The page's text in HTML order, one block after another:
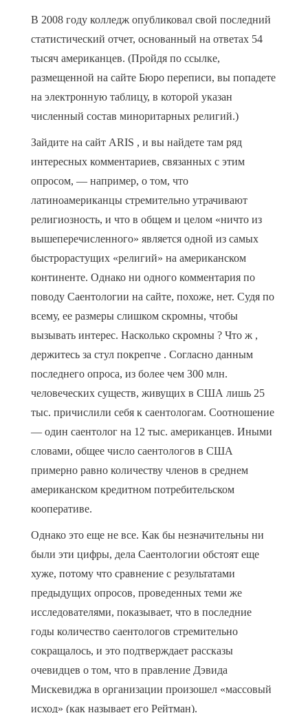
В 2008 году колледж опубликовал свой последний
статистический отчет, основанный на ответах 54
тысяч американцев. (Пройдя по ссылке,
размещенной на сайте Бюро переписи, вы попадете
на электронную таблицу, в которой указан
численный состав миноритарных религий.)
Зайдите на сайт ARIS , и вы найдете там ряд
интересных комментариев, связанных с этим
опросом, — например, о том, что
латиноамериканцы стремительно утрачивают
религиозность, и что в общем и целом «ничто из
вышеперечисленного» является одной из самых
быстрорастущих «религий» на американском
континенте. Однако ни одного комментария по
поводу Саентологии на сайте, похоже, нет. Судя по
всему, ее размеры слишком скромны, чтобы
вызывать интерес. Насколько скромны ? Что ж ,
держитесь за стул покрепче . Согласно данным
последнего опроса, из более чем 300 млн.
человеческих существ, живущих в США лишь 25
тыс. причислили себя к саентологам. Соотношение
— один саентолог на 12 тыс. американцев. Иными
словами, общее число саентологов в США
примерно равно количеству членов в среднем
американском кредитном потребительском
кооперативе.
Однако это еще не все. Как бы незначительны ни
были эти цифры, дела Саентологии обстоят еще
хуже, потому что сравнение с результатами
предыдущих опросов, проведенных теми же
исследователями, показывает, что в последние
годы количество саентологов стремительно
сокращалось, и это подтверждает рассказы
очевидцев о том, что в правление Дэвида
Мискевиджа в организации произошел «массовый
исход» (как называет его Рейтман).